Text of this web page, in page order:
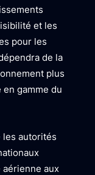
et les
pour les
de la
plus
gamme du
les autorités
aérienne aux